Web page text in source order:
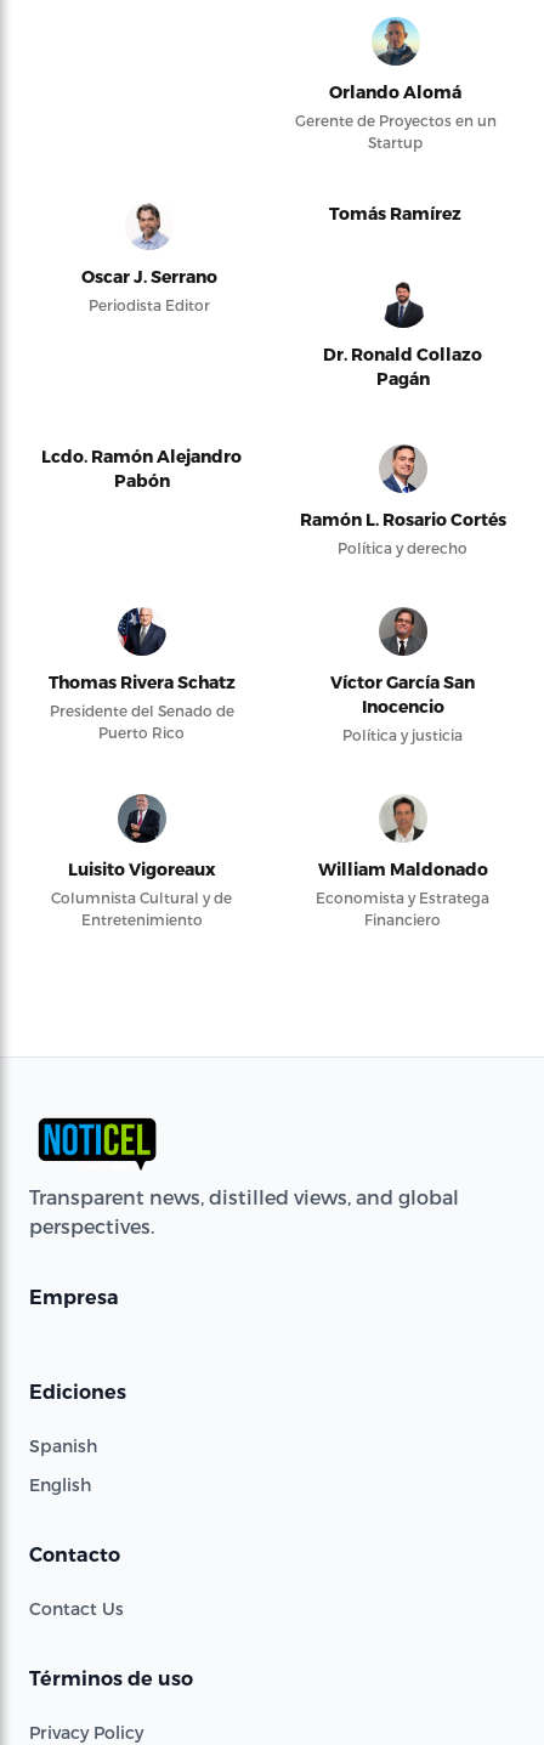
Orlando Alomá
Gerente de Proyectos en un
Startup
Oscar J. Serrano
Periodista Editor
Tomás Ramírez
Dr. Ronald Collazo
Pagán
Lcdo. Ramón Alejandro
Pabón
Ramón L. Rosario Cortés
Política y derecho
Thomas Rivera Schatz
Presidente del Senado de
Puerto Rico
Víctor García San
Inocencio
Política y justicia
Luisito Vigoreaux
Columnista Cultural y de
Entretenimiento
William Maldonado
Economista y Estratega
Financiero
Transparent news, distilled views, and global
perspectives.
Empresa
Ediciones
Spanish
English
Contacto
Contact Us
Términos de uso
Privacy Policy